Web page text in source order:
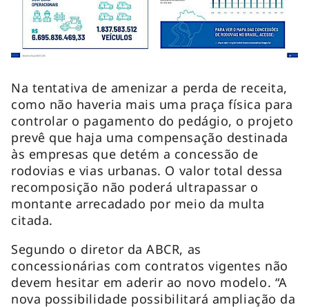
Na tentativa de amenizar a perda de receita,
como não haveria mais uma praça física para
controlar o pagamento do pedágio, o projeto
prevê que haja uma compensação destinada
às empresas que detém a concessão de
rodovias e vias urbanas. O valor total dessa
recomposição não poderá ultrapassar o
montante arrecadado por meio da multa
citada.
Segundo o diretor da ABCR, as
concessionárias com contratos vigentes não
devem hesitar em aderir ao novo modelo. “A
nova possibilidade possibilitará ampliação da